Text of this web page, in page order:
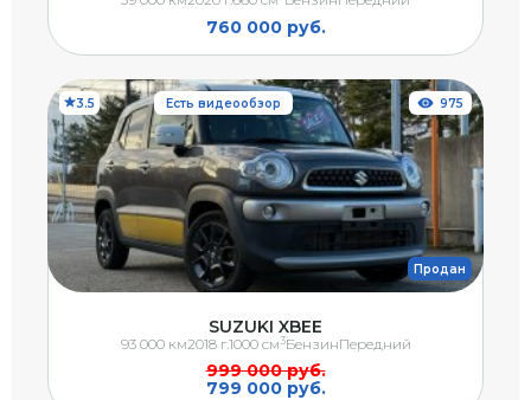
760 000 руб.
3.5 Есть видеообзор
Продан
975
SUZUKI XBEE
999 000 руб.
799 000 руб.
93 000 км2018 г.1000 см3БензинПередний